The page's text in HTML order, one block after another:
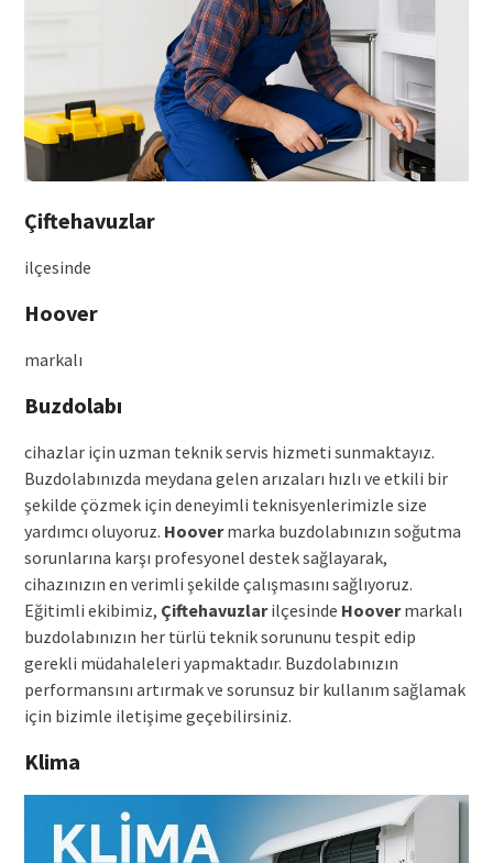
Çiftehavuzlar
ilçesinde
Hoover
markalı
Buzdolabı
cihazlar için uzman teknik servis hizmeti sunmaktayız.
Buzdolabınızda meydana gelen arızaları hızlı ve etkili bir
şekilde çözmek için deneyimli teknisyenlerimizle size
yardımcı oluyoruz. Hoovermarka buzdolabınızın soğutma
sorunlarına karşı profesyonel destek sağlayarak,
cihazınızın en verimli şekilde çalışmasını sağlıyoruz.
Eğitimli ekibimiz, Çiftehavuzlarilçesinde Hoovermarkalı
buzdolabınızın her türlü teknik sorununu tespit edip
gerekli müdahaleleri yapmaktadır. Buzdolabınızın
performansını artırmak ve sorunsuz bir kullanım sağlamak
için bizimle iletişime geçebilirsiniz.
Klima